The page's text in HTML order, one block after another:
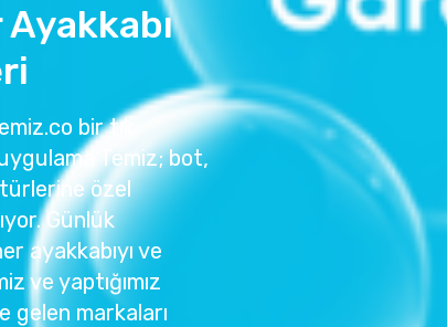
bir tık
uygulama Temiz; bot,
özel
Günlük
ayakkabıyı ve
ve yaptığımız
gelen markaları